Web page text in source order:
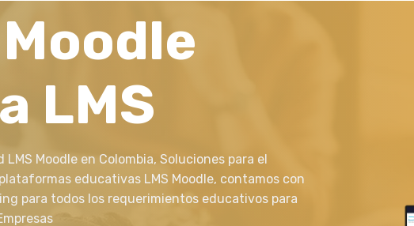
LMS
Moodle en Colombia, Soluciones para el
educativas LMS Moodle, contamos con
para todos los requerimientos educativos para